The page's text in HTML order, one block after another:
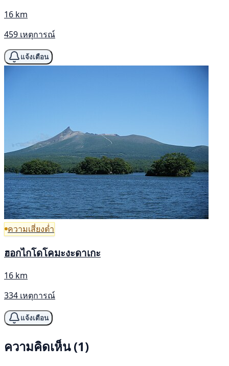
16 km
459 เหตุการณ์
แจ้งเตือน
ความเสี่ยงต่ำ
ฮอกไกโดโคมะงะดาเกะ
16 km
334 เหตุการณ์
แจ้งเตือน
ความคิดเห็น (1)